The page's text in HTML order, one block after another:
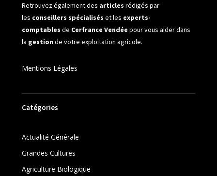
Retrouvez également des articles rédigés par
les conseillers spécialisés et les experts-
comptables de Cerfrance Vendée pour vous aider dans
la gestionde votre exploitation agricole.
Mentions Légales
Catégories
Actualité Générale
Grandes Cultures
Agriculture Biologique